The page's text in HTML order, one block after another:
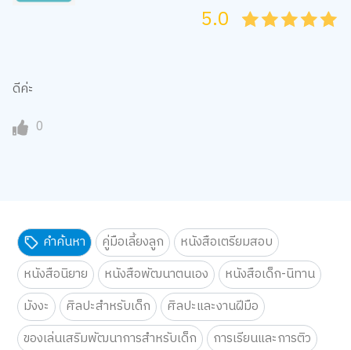
45
4
35
3
25
2
15
1
05
5.0
ดีค่ะ
0
คำค้นหา คู่มือเลี้ยงลูก
หนังสือเตรียมสอบ
หนังสือนิยาย
หนังสือพัฒนาตนเอง
หนังสือเด็ก-นิทาน
มังงะ
ศิลปะสำหรับเด็ก
ศิลปะและงานฝีมือ
ของเล่นเสริมพัฒนาการสำหรับเด็ก
การเรียนและการติว